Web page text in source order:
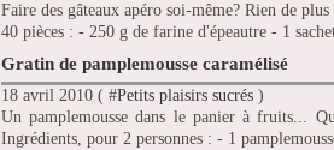
Faire des gâteaux apéro soi-même? Rien de
40 pièces : - 250 g de farine d'épeautre - 1
Gratin de pamplemousse caramélisé
18 avril 2010 ( #Petits plaisirs sucrés )
Un pamplemousse dans le panier à fruits...
Ingrédients, pour 2 personnes : - 1